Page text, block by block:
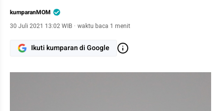
kumparanMOM
30 Juli 2021 13:02 WIB · waktu baca 1 menit
Ikuti kumparan di Google